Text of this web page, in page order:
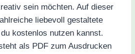
sein möchten. Auf dieser
liebevoll gestaltete
kostenlos nutzen kannst.
als PDF zum Ausdrucken